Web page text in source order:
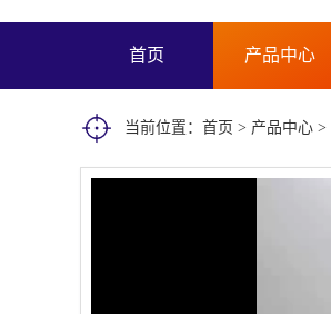
首页 产品中心
当前位置： 首页 > 产品中心 >